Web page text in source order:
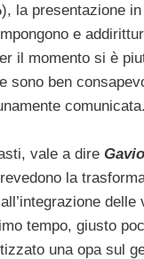
), la presentazione
e
il momento si è
sono ben
comunicata.
vale a dire Gavio
la
delle
tempo, giusto
una opa sul